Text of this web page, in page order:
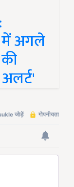
में अगले